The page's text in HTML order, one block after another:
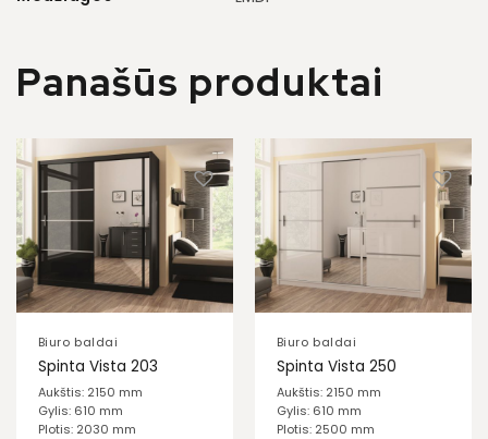
Panašūs produktai
Biuro baldai
Spinta Vista 203
Aukštis: 2150 mm
Gylis: 610 mm
Plotis: 2030 mm
Biuro baldai
Spinta Vista 250
Aukštis: 2150 mm
Gylis: 610 mm
Plotis: 2500 mm